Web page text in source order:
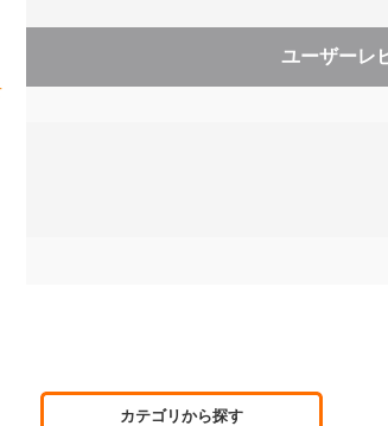
ユーザーレ
カテゴリから探す